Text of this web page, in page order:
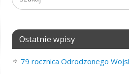
Ostatnie wpisy
79 rocznica Odrodzonego